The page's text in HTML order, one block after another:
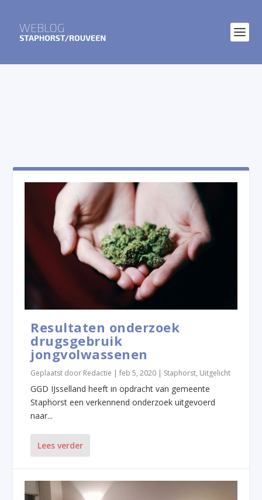
Resultaten onderzoek
drugsgebruik
jongvolwassenen
Geplaatst door Redactie |feb 5, 2020 | Staphorst, Uitgelicht
GGD IJsselland heeft in opdracht van gemeente
Staphorst een verkennend onderzoek uitgevoerd
naar...
Lees verder